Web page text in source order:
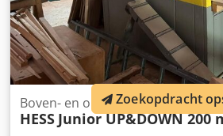
Schuurband 100 gr • Totale
1050 h • Gewicht kg 330
Boven- en
HESS Junior UP&DOWN 200
Zoekopdracht